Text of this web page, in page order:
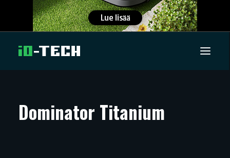
ARTIKKELIT
Dominator Titanium